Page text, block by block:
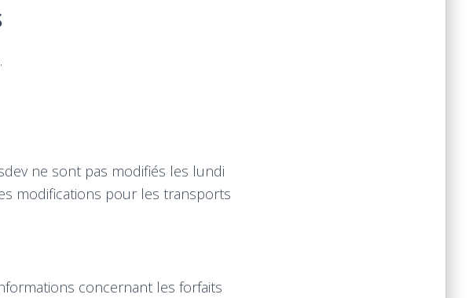
ne sont pas modifiés les lundi
modifications pour les transports
concernant les forfaits